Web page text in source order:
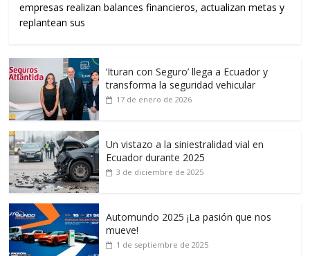
empresas realizan balances financieros, actualizan metas y
replantean sus
‘Ituran con Seguro’ llega a Ecuador y
transforma la seguridad vehicular
17 de enero de 2026
Un vistazo a la siniestralidad vial en
Ecuador durante 2025
3 de diciembre de 2025
Automundo 2025 ¡La pasión que nos
mueve!
1 de septiembre de 2025